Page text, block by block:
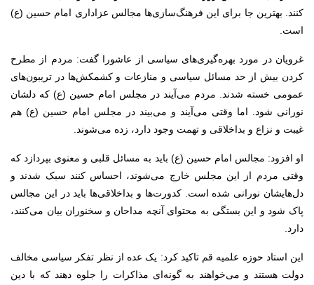
کنند. بهترین جا برای این فرهنگ‌سازی‌ها مجالس عزاداری امام حسین (ع)
است.
غرویان در مورد بهره‌گیری‌های سیاسی از عاشورا گفت: مردم از مطرح
کردن بیش از حد مسائل سیاسی و منازعات و کشمکش‌ها در تریبون‌های
عمومی خسته شدند. مردم می‌آیند در مجلس امام حسین (ع) که دلشان
نورانی شود. اما وقتی می‌آیند و می‌بیند در مجلس امام حسین (ع) هم
غیبت و نزاع و بداخلاقی و تهمت وجود دارد، زده می‌شوند.
او افزود: مجالس امام حسین (ع) باید به مسائل قلبی و معنوی بپردازد که
وقتی مردم از این مجلس خارج می‌شوند، احساس کنند سبک شدند و
دل‌هایشان نورانی شده است. کدورت‌ها و بداخلاقی‌ها باید در این مجالس
پاک شود و این بستگی به محتوای آنچه مداحان و سخنوران بیان می‌کنند،
دارد.
این استاد حوزه علمیه قم تاکید کرد: یک عده از نظر تفکر سیاسی مخالف
دولت هستند و می‌خواهند به گونه‌ای مذاکرات را جلوه دهند که با دین